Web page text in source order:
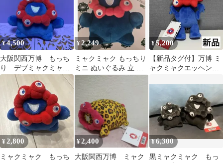
¥4,500
大阪関西万博 もっち
り デブミャクミャ
ク マスコット ミャ
クミャク
¥2,249
ミャクミャク もっちり
ミニ ぬいぐるみ 立 ボ
ールチェーン キーホル
¥5,200
【新品タグ付】万博 ミ
ャクミャクエッヘン
¥2,800
ミャクミャク もっち
¥2,400
大阪関西万博 ミャク
¥6,300
黒ミャクミャク もっ